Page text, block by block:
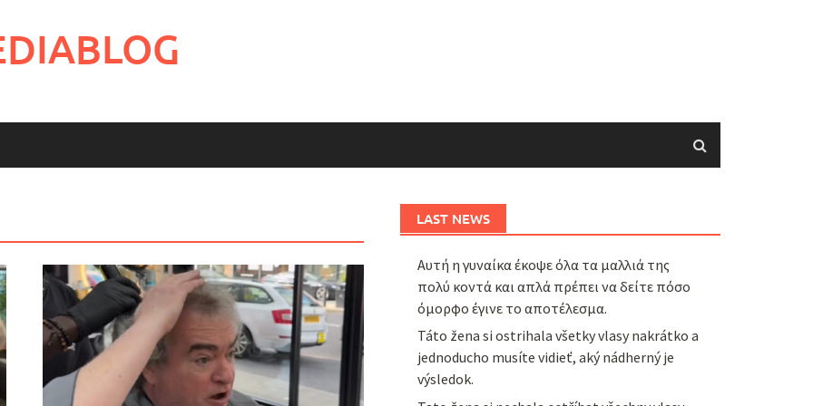
LAST NEWS
Αυτή η γυναίκα έκοψε όλα τα μαλλιά της
πολύ κοντά και απλά πρέπει να δείτε πόσο
όμορφο έγινε το αποτέλεσμα.
Táto žena si ostrihala všetky vlasy nakrátko a
jednoducho musíte vidieť, aký nádherný je
výsledok.